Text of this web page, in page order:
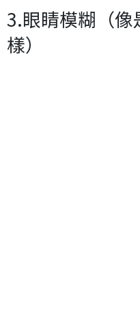
3.眼睛模糊（
樣）